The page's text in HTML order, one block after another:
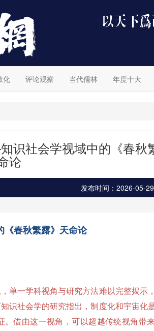
化 评论观察 当代儒林 年度十大
识社会学视域中的《春秋
论
发布时间：2026-05-
春秋繁露》天命论
单一学科视角与研究方法难以完整揭示
识社会学的研究指出，制度化和宇宙化
借由这一视角，可以超越传统视角带